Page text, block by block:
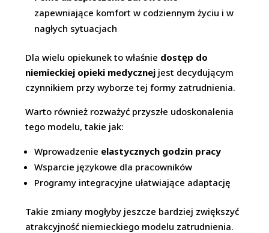
zapewniające komfort w codziennym życiu i w
nagłych sytuacjach
Dla wielu opiekunek to właśnie dostęp do
niemieckiej opieki medycznej jest decydującym
czynnikiem przy wyborze tej formy zatrudnienia.
Warto również rozważyć przyszłe udoskonalenia
tego modelu, takie jak:
Wprowadzenie elastycznych godzin pracy
Wsparcie językowe dla pracowników
Programy integracyjne ułatwiające adaptację
Takie zmiany mogłyby jeszcze bardziej zwiększyć
atrakcyjność niemieckiego modelu zatrudnienia.